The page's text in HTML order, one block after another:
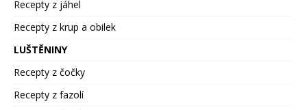
Recepty z jáhel
Recepty z krup a obilek
LUŠTĚNINY
Recepty z čočky
Recepty z fazolí